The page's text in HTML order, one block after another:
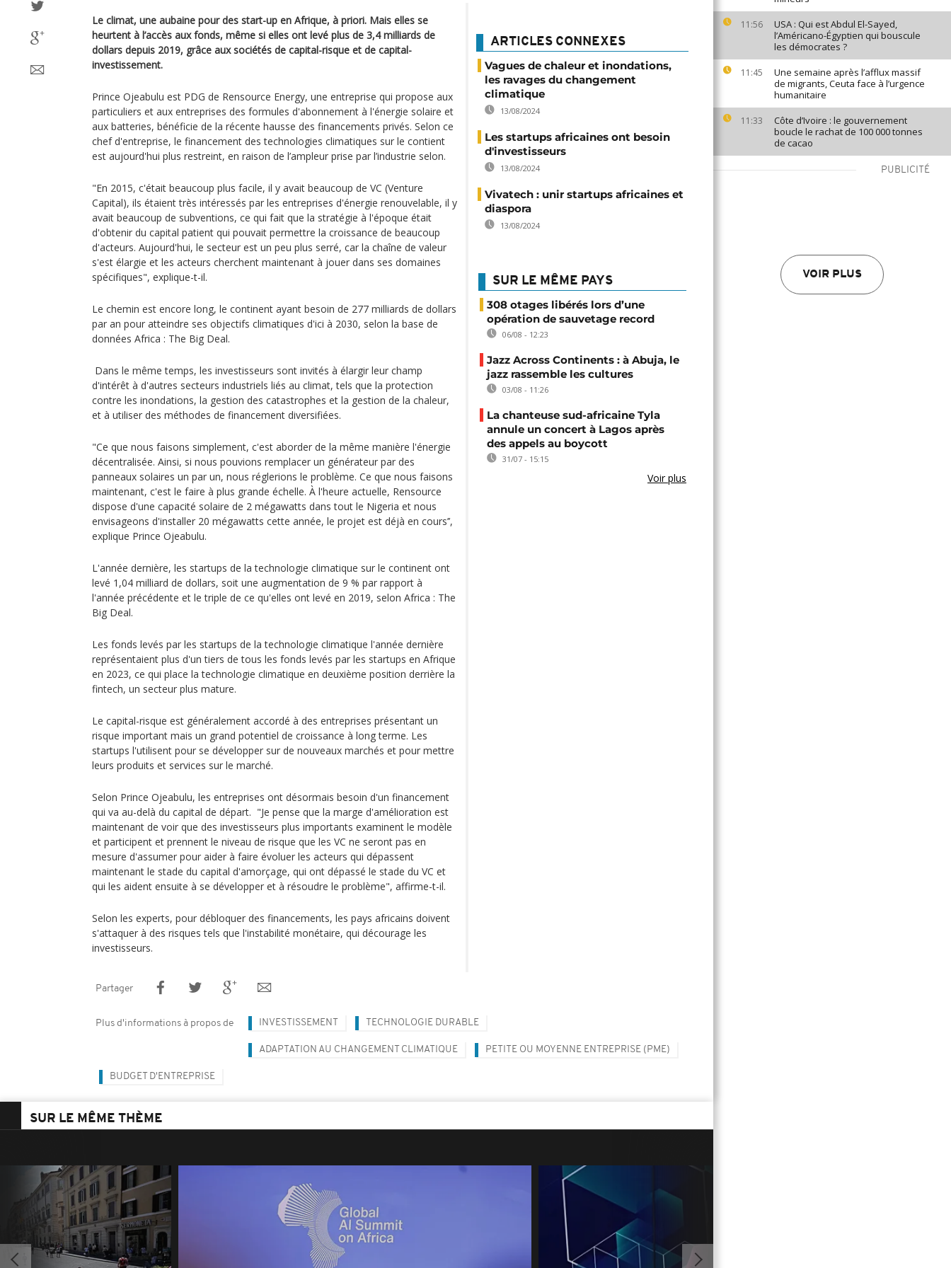
11:56
USA : Qui est Abdul El-Sayed,
l’Américano-Égyptien qui bouscule
les démocrates ?
11:45
Une semaine après l’afflux massif
de migrants, Ceuta face à l’urgence
humanitaire
11:33
Côte d’Ivoire : le gouvernement
boucle le rachat de 100 000 tonnes
de cacao
PUBLICITÉ
VOIR PLUS
Le climat, une aubaine pour des start-up en Afrique, à priori. Mais elles se
heurtent à l’accès aux fonds, même si elles ont levé plus de 3,4 milliards de
dollars depuis 2019, grâce aux sociétés de capital-risque et de capital-
investissement.
Prince Ojeabulu est PDG de Rensource Energy, une entreprise qui propose aux
particuliers et aux entreprises des formules d'abonnement à l'énergie solaire et
aux batteries, bénéficie de la récente hausse des financements privés. Selon ce
chef d'entreprise, le financement des technologies climatiques sur le contient
est aujourd'hui plus restreint, en raison de l’ampleur prise par l’industrie selon.
"En 2015, c'était beaucoup plus facile, il y avait beaucoup de VC (Venture
Capital), ils étaient très intéressés par les entreprises d'énergie renouvelable, il y
avait beaucoup de subventions, ce qui fait que la stratégie à l'époque était
d'obtenir du capital patient qui pouvait permettre la croissance de beaucoup
d'acteurs. Aujourd'hui, le secteur est un peu plus serré, car la chaîne de valeur
s'est élargie et les acteurs cherchent maintenant à jouer dans ses domaines
spécifiques", explique-t-il.
Le chemin est encore long, le continent ayant besoin de 277 milliards de dollars
par an pour atteindre ses objectifs climatiques d'ici à 2030, selon la base de
données Africa : The Big Deal.
Dans le même temps, les investisseurs sont invités à élargir leur champ
d'intérêt à d'autres secteurs industriels liés au climat, tels que la protection
contre les inondations, la gestion des catastrophes et la gestion de la chaleur,
et à utiliser des méthodes de financement diversifiées.
"Ce que nous faisons simplement, c'est aborder de la même manière l'énergie
décentralisée. Ainsi, si nous pouvions remplacer un générateur par des
panneaux solaires un par un, nous réglerions le problème. Ce que nous faisons
maintenant, c'est le faire à plus grande échelle. À l'heure actuelle, Rensource
dispose d'une capacité solaire de 2 mégawatts dans tout le Nigeria et nous
envisageons d'installer 20 mégawatts cette année, le projet est déjà en cours’’,
explique Prince Ojeabulu.
L'année dernière, les startups de la technologie climatique sur le continent ont
levé 1,04 milliard de dollars, soit une augmentation de 9 % par rapport à
l'année précédente et le triple de ce qu'elles ont levé en 2019, selon Africa : The
Big Deal.
Les fonds levés par les startups de la technologie climatique l'année dernière
représentaient plus d'un tiers de tous les fonds levés par les startups en Afrique
en 2023, ce qui place la technologie climatique en deuxième position derrière la
fintech, un secteur plus mature.
Le capital-risque est généralement accordé à des entreprises présentant un
risque important mais un grand potentiel de croissance à long terme. Les
startups l'utilisent pour se développer sur de nouveaux marchés et pour mettre
leurs produits et services sur le marché.
Selon Prince Ojeabulu, les entreprises ont désormais besoin d'un financement
qui va au-delà du capital de départ. "Je pense que la marge d'amélioration est
maintenant de voir que des investisseurs plus importants examinent le modèle
et participent et prennent le niveau de risque que les VC ne seront pas en
mesure d'assumer pour aider à faire évoluer les acteurs qui dépassent
maintenant le stade du capital d'amorçage, qui ont dépassé le stade du VC et
qui les aident ensuite à se développer et à résoudre le problème", affirme-t-il.
Selon les experts, pour débloquer des financements, les pays africains doivent
s'attaquer à des risques tels que l'instabilité monétaire, qui décourage les
investisseurs.
ARTICLES CONNEXES
Vagues de chaleur et inondations,
les ravages du changement
climatique
13/08/2024
Les startups africaines ont besoin
d'investisseurs
13/08/2024
Vivatech : unir startups africaines et
diaspora
13/08/2024
SUR LE MÊME PAYS
308 otages libérés lors d’une
opération de sauvetage record
06/08 - 12:23
Jazz Across Continents : à Abuja, le
jazz rassemble les cultures
03/08 - 11:26
La chanteuse sud-africaine Tyla
annule un concert à Lagos après
des appels au boycott
31/07 - 15:15
Voir plus
Partager
Plus d'informations à propos de INVESTISSEMENT TECHNOLOGIE DURABLE
ADAPTATION AU CHANGEMENT CLIMATIQUE PETITE OU MOYENNE ENTREPRISE (PME)
BUDGET D'ENTREPRISE
SUR LE MÊME THÈME